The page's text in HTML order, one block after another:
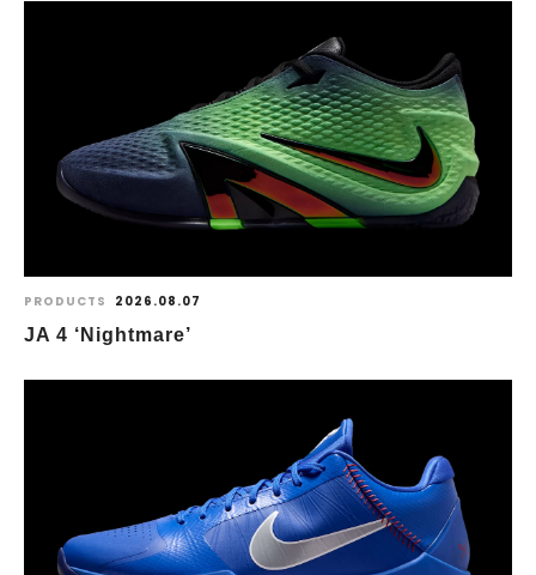
PRODUCTS 2026.08.07
JA 4 ‘Nightmare’